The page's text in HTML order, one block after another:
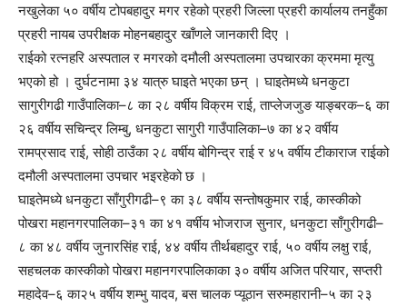
नखुलेका ५० वर्षीय टोपबहादुर मगर रहेको प्रहरी जिल्ला प्रहरी कार्यालय तनहुँका
प्रहरी नायब उपरीक्षक मोहनबहादुर खाँणले जानकारी दिए ।
राईको रत्नहरि अस्पताल र मगरको दमौली अस्पतालमा उपचारका क्रममा मृत्यु
भएको हो । दुर्घटनामा ३४ यात्रु घाइते भएका छन् । घाइतेमध्ये धनकुटा
सागुरीगढी गाउँपालिका–८ का २८ वर्षीय विक्रम राई, ताप्लेजजुङ याङ्बरक–६ का
२६ वर्षीय सचिन्द्र लिम्बु, धनकुटा सागुरी गाउँपालिका–७ का ४२ वर्षीय
रामप्रसाद राई, सोही ठाउँका २८ वर्षीय बोगिन्द्र राई र ४५ वर्षीय टीकाराज राईको
दमौली अस्पतालमा उपचार भइरहेको छ ।
घाइतेमध्ये धनकुटा साँगुरीगढी–९ का ३८ वर्षीय सन्तोषकुमार राई, कास्कीको
पोखरा महानगरपालिका–३१ का ४१ वर्षीय भोजराज सुनार, धनकुटा साँगुरीगढी–
८ का ४८ वर्षीय जुनारसिंह राई, ४४ वर्षीय तीर्थबहादुर राई, ५० वर्षीय लक्षु राई,
सहचलक कास्कीको पोखरा महानगरपालिकाका ३० वर्षीय अजित परियार, सप्तरी
महादेव–६ का२५ वर्षीय शम्भु यादव, बस चालक प्यूठान सरुमहारानी–५ का २३